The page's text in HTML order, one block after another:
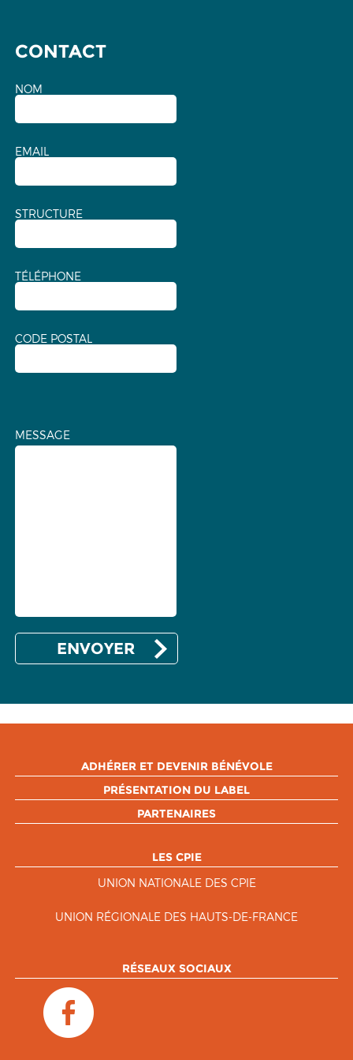
CONTACT
NOM
EMAIL
STRUCTURE
TÉLÉPHONE
CODE POSTAL
MESSAGE
ADHÉRER ET DEVENIR BÉNÉVOLE
PRÉSENTATION DU LABEL
PARTENAIRES
LES CPIE
UNION NATIONALE DES CPIE
UNION RÉGIONALE DES HAUTS-DE-FRANCE
RÉSEAUX SOCIAUX